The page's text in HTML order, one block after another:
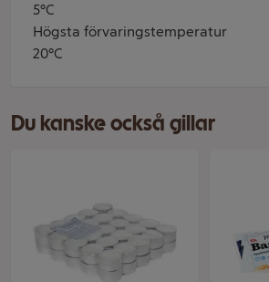
5°C
Högsta förvaringstemperatur
20°C
Du kanske också gillar